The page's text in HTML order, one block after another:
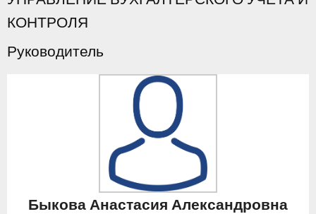
КОНТРОЛЯ
Руководитель
Быкова Анастасия Александровна